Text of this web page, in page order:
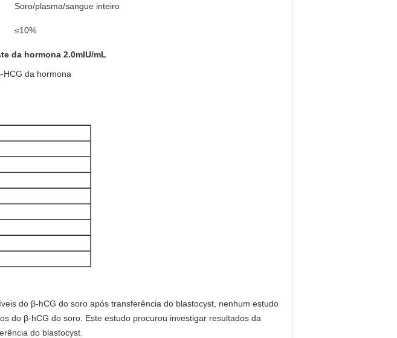
Soro/plasma/sangue inteiro
≤10%
da hormona 2.0mIU/mL
da hormona
do β-hCG do soro após transferência do blastocyst, nenhum estudo
do β-hCG do soro. Este estudo procurou investigar resultados da
do blastocyst.